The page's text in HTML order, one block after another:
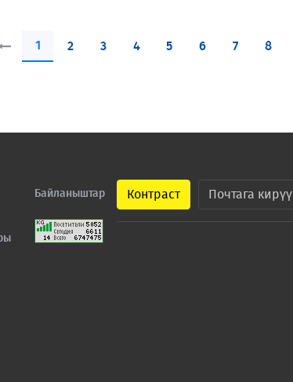
1 2 3 4 5 6 7 8
Байланыштар Контраст Почтага кирүү